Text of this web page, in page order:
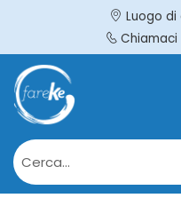
Luogo
Chiamaci